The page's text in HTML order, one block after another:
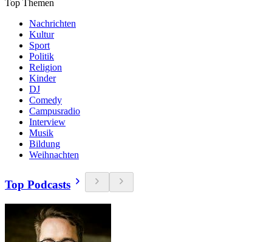
Top Themen
Nachrichten
Kultur
Sport
Politik
Religion
Kinder
DJ
Comedy
Campusradio
Interview
Musik
Bildung
Weihnachten
Top Podcasts